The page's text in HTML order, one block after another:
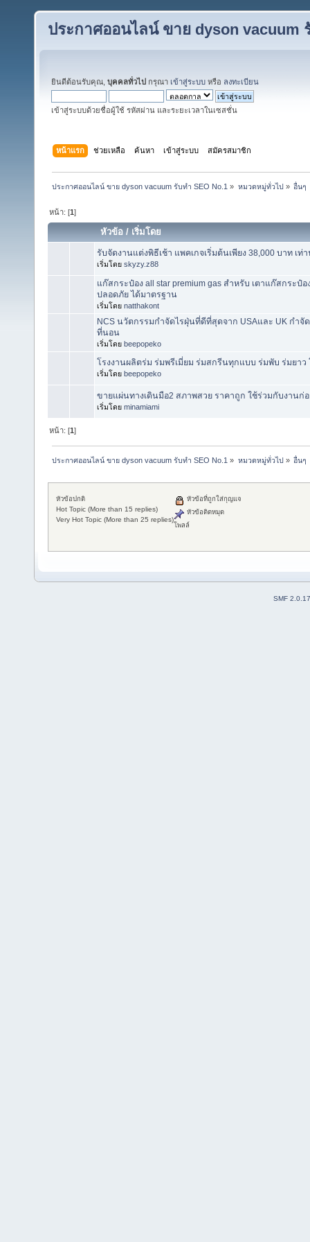
ประกาศออนไลน์ ขาย dyson vacuum
ยินดีต้อนรับคุณ, บุคคลทั่วไป กรุณา เข้าสู่ระบบ หรือ ลงทะเบียน
เข้าสู่ระบบด้วยชื่อผู้ใช้ รหัสผ่าน และระยะเวลาในเซสชั่น
หน้าแรก ช่วยเหลือ ค้นหา เข้าสู่ระบบ สมัครสมาชิก
ประกาศออนไลน์ ขาย dyson vacuum รับทำ SEO No.1 » หมวดหมู่ทั่วไป» อื่นๆ
หน้า: [1]
หัวข้อ / เริ่มโดย
รับจัดงานแต่งพิธีเช้า แพคเกจเริ่มต้นเพียง 38,000 บาท เท่
เริ่มโดย skyzy.z88
แก๊สกระป๋อง all star premium gas สำหรับ เตาแก๊สกระ
ปลอดภัย ได้มาตรฐาน
เริ่มโดย natthakont
NCS นวัตกรรมกำจัดไรฝุ่นที่ดีที่สุดจาก USAและ UK กำ
ที่นอน
เริ่มโดย beepopeko
โรงงานผลิตร่ม ร่มพรีเมี่ยม ร่มสกรีนทุกแบบ ร่มพับ ร่มยาว
เริ่มโดย beepopeko
ขายแผ่นทางเดินมือ2 สภาพสวย ราคาถูก ใช้ร่วมกับงาน
เริ่มโดย minamiami
หน้า: [1]
ประกาศออนไลน์ ขาย dyson vacuum รับทำ SEO No.1 » หมวดหมู่ทั่วไป» อื่นๆ
หัวข้อปกติ
Hot Topic (More than 15 replies)
Very Hot Topic (More than 25 replies)
หัวข้อที่ถูกใส่กุญแจ
หัวข้อติดหมุด
โพลล์
SMF 2.0.17